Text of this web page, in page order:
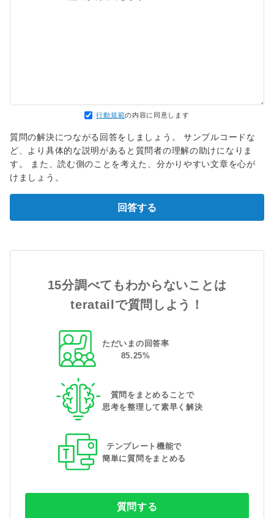
行動規範の内容に同意します
質問の解決につながる回答をしましょう。 サンプルコードな
ど、より具体的な説明があると質問者の理解の助けになりま
す。 また、読む側のことを考えた、分かりやすい文章を心が
けましょう。
回答する
15分調べてもわからないことは
teratailで質問しよう！
ただいまの回答率
85.25%
質問をまとめることで
思考を整理して素早く解決
テンプレート機能で
簡単に質問をまとめる
質問する